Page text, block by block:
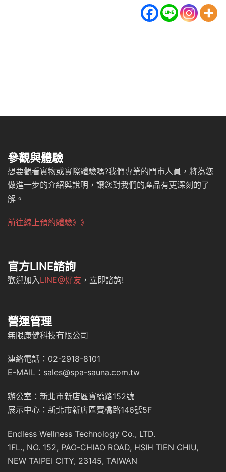
參觀與體驗
想要觀看實物或實際體驗嗎?我們專業的門市人員，將為您
做進一步的介紹與說明，讓您對我們的產品有更深刻的了
解。
前往線上預約體驗》》
官方LINE諮詢
歡迎加入 LINE@好友 ，立即諮詢!
營運管理
無限康健科技有限公司
連絡電話：02-2918-8101
E-MAIL：sales@spa-sauna.com.tw
辦公室：新北市新店區寶橋路152號
展示中心：新北市新店區寶橋路146號5F
Endless Wellness Technology Co., LTD.
1FL., NO. 152, PAO-CHIAO ROAD, HSIH TIEN CHIU,
NEW TAIPEI CITY, 23145, TAIWAN